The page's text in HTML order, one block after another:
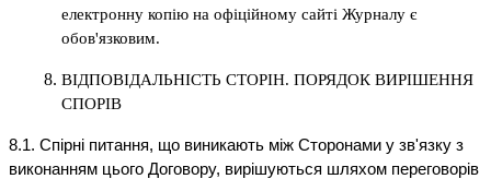
електронну копію на офіційному сайті Журналу є
обов'язковим.
ВІДПОВІДАЛЬНІСТЬ СТОРІН. ПОРЯДОК ВИРІШЕННЯ
СПОРІВ
8.1. Спірні питання, що виникають між Сторонами у зв'язку з
виконанням цього Договору, вирішуються шляхом переговорів